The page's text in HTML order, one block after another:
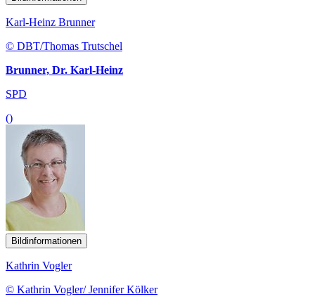
Karl-Heinz Brunner
© DBT/Thomas Trutschel
Brunner, Dr. Karl-Heinz
SPD
()
Bildinformationen
Kathrin Vogler
© Kathrin Vogler/ Jennifer Kölker